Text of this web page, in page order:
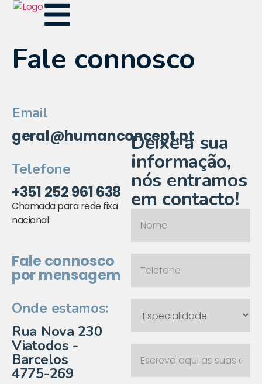
Fale connosco
Email
geral@humanconcept.pt
Telefone
+351 252 961 638
Chamada para rede fixa
nacional
Fale connosco
por mensagem
Onde estamos:
Rua Nova 230
Viatodos -
Barcelos
4775-269
Deixe a sua
informação,
nós entramos
em contacto!